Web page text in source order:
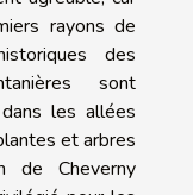
rayons de
des
sont
les allées
et arbres
de Cheverny